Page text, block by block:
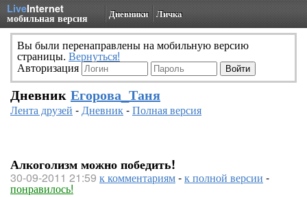
LiveInternet
мобильная версия Дневники Личка
Вы были перенаправлены на мобильную версию
страницы. Вернуться!
Авторизация
Дневник Егорова_Таня
Лента друзей -Дневник-Полная версия
Алкоголизм можно победить!
30-09-2011 21:59 к комментариям-к полной версии -
понравилось!